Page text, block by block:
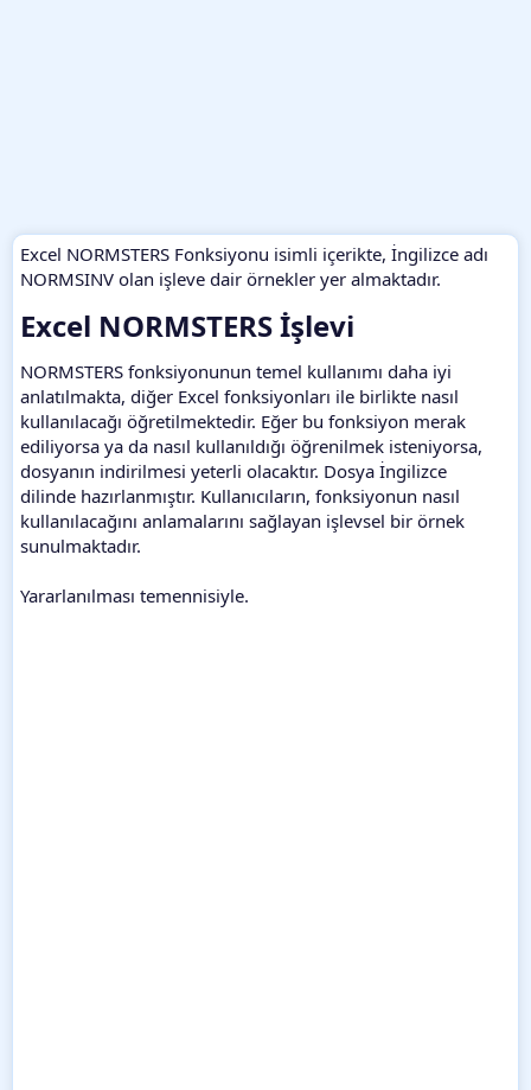
Excel NORMSTERS Fonksiyonu isimli içerikte, İngilizce adı
NORMSINV olan işleve dair örnekler yer almaktadır.
Excel NORMSTERS İşlevi​
NORMSTERS fonksiyonunun temel kullanımı daha iyi
anlatılmakta, diğer Excel fonksiyonları ile birlikte nasıl
kullanılacağı öğretilmektedir. Eğer bu fonksiyon merak
ediliyorsa ya da nasıl kullanıldığı öğrenilmek isteniyorsa,
dosyanın indirilmesi yeterli olacaktır. Dosya İngilizce
dilinde hazırlanmıştır. Kullanıcıların, fonksiyonun nasıl
kullanılacağını anlamalarını sağlayan işlevsel bir örnek
sunulmaktadır.
Yararlanılması temennisiyle.